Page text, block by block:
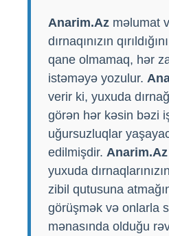
Anarim.Az məlumat
dırnaqınızın
qane olmamaq, hər
istəməyə yozulur.
verir ki, yuxuda
görən hər kəsin bəzi
uğursuzluqlar
edilmişdir. Anarim.Az
yuxuda
zibil qutusuna
görüşmək və onlarla
mənasında olduğu